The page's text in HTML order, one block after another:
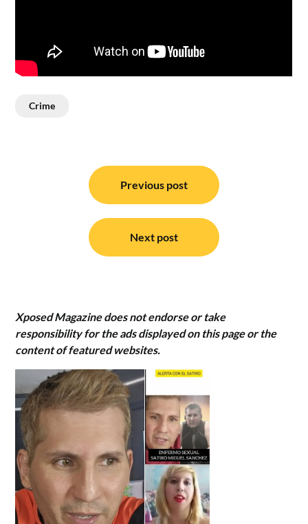
Crime
navigation
Previous post
Next post
Xposed Magazine does not endorse or take
responsibility for the ads displayed on this page or the
content of featured websites.